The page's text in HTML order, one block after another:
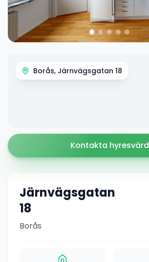
Borås, Järnvägsgatan 18
Kontakta hyresvärd
Järnvägsgatan
18
Borås